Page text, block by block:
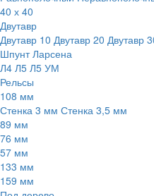
40 х 40
Двутавр
Двутавр 10 Двутавр 20 Двутавр
Шпунт Ларсена
Л4 Л5 Л5 УМ
Рельсы
108 мм
Стенка 3 мм Стенка 3,5 мм
89 мм
76 мм
57 мм
133 мм
159 мм